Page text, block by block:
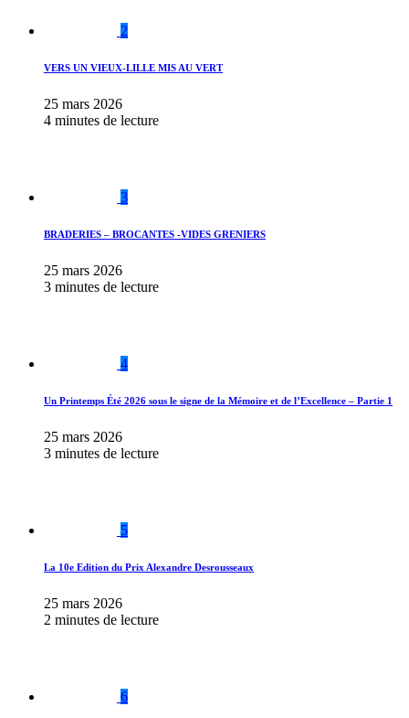
2
VERS UN VIEUX-LILLE MIS AU VERT
25 mars 2026
4 minutes de lecture
3
BRADERIES – BROCANTES -VIDES GRENIERS
25 mars 2026
3 minutes de lecture
4
Un Printemps Été 2026 sous le signe de la Mémoire et de l’Excellence – Partie 1
25 mars 2026
3 minutes de lecture
5
La 10e Edition du Prix Alexandre Desrousseaux
25 mars 2026
2 minutes de lecture
6